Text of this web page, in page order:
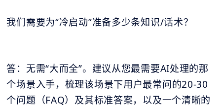
我们需要为“冷启动”准备多少条知识/话术？
答：无需“大而全”。建议从您最需要AI处理的那
个场景入手，梳理该场景下用户最常问的20-30
个问题（FAQ）及其标准答案，以及一个清晰的